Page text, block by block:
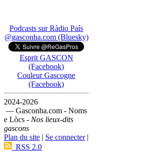
Podcasts sur Ràdio País
@gasconha.com (Bluesky)
Esprit GASCON
(Facebook)
Couleur Gascogne
(Facebook)
2024-2026
— Gasconha.com - Noms
e Lòcs - Nos lieux-dits
gascons
Plan du site | Se connecter|
RSS 2.0